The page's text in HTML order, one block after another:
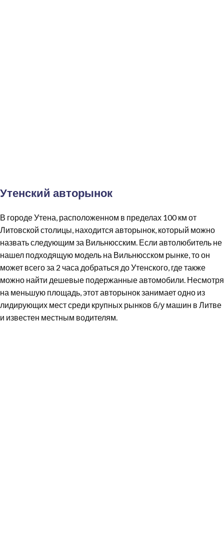
Утенский авторынок
В городе Утена, расположенном в пределах 100 км от
Литовской столицы, находится авторынок, который можно
назвать следующим за Вильнюсским. Если автолюбитель не
нашел подходящую модель на Вильнюсском рынке, то он
может всего за 2 часа добраться до Утенского, где также
можно найти дешевые подержанные автомобили. Несмотря
на меньшую площадь, этот авторынок занимает одно из
лидирующих мест среди крупных рынков б/у машин в Литве
и известен местным водителям.